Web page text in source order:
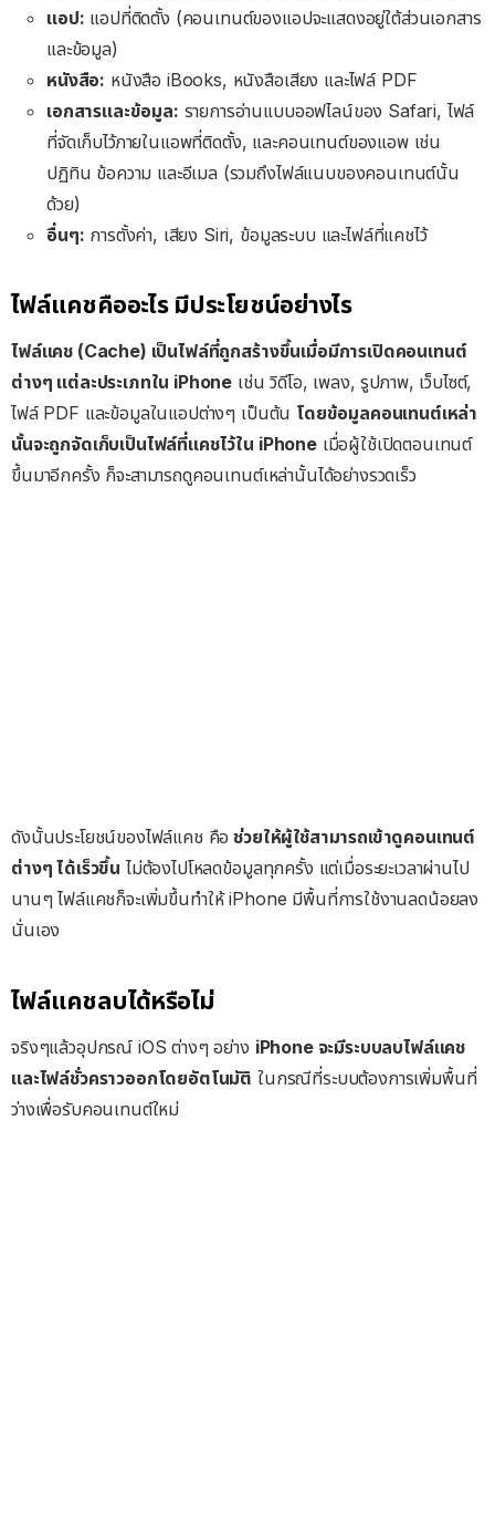
แอป: แอปที่ติดตั้ง (คอนเทนต์ของแอปจะแสดงอยู่ใต้ส่วนเอกสาร
และข้อมูล)
หนังสือ: หนังสือ iBooks, หนังสือเสียง และไฟล์ PDF
เอกสารและข้อมูล: รายการอ่านแบบออฟไลน์ของ Safari, ไฟล์
ที่จัดเก็บไว้ภายในแอพที่ติดตั้ง, และคอนเทนต์ของแอพ เช่น
ปฏิทิน ข้อความ และอีเมล (รวมถึงไฟล์แนบของคอนเทนต์นั้น
ด้วย)
อื่นๆ: การตั้งค่า, เสียง Siri, ข้อมูลระบบ และไฟล์ที่แคชไว้
ไฟล์แคชคืออะไร มีประโยชน์อย่างไร
ไฟล์แคช (Cache) เป็นไฟล์ที่ถูกสร้างขึ้นเมื่อมีการเปิดคอนเทนต์
ต่างๆ แต่ละประเภทใน iPhone เช่น วิดีโอ, เพลง, รูปภาพ, เว็บไซต์,
ไฟล์ PDF และข้อมูลในแอปต่างๆ เป็นต้น โดยข้อมูลคอนเทนต์เหล่า
นั้นจะถูกจัดเก็บเป็นไฟล์ที่แคชไว้ใน iPhoneเมื่อผู้ใช้เปิดตอนเทนต์
ขึ้นมาอีกครั้ง ก็จะสามารถดูคอนเทนต์เหล่านั้นได้อย่างรวดเร็ว
ดังนั้นประโยชน์ของไฟล์แคช คือ ช่วยให้ผู้ใช้สามารถเข้าดูคอนเทนต์
ต่างๆ ได้เร็วขึ้น ไม่ต้องไปโหลดข้อมูลทุกครั้ง แต่เมื่อระยะเวลาผ่านไป
นานๆ ไฟล์แคชก็จะเพิ่มขึ้นทำให้ iPhone มีพื้นที่การใช้งานลดน้อยลง
นั่นเอง
ไฟล์แคชลบได้หรือไม่
จริงๆแล้วอุปกรณ์ iOS ต่างๆ อย่าง iPhone จะมีระบบลบไฟล์แคช
และไฟล์ชั่วคราวออกโดยอัตโนมัติ ในกรณีที่ระบบต้องการเพิ่มพื้นที่
ว่างเพื่อรับคอนเทนต์ใหม่